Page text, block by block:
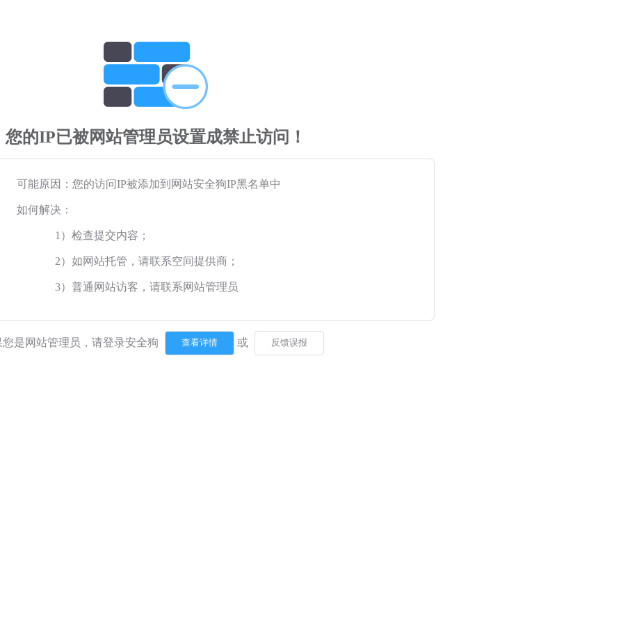
您的IP已被网站管理员设置成禁止访问！
可能原因：您的访问IP被添加到网站安全狗IP黑名单中
如何解决：
1）检查提交内容；
2）如网站托管，请联系空间提供商；
3）普通网站访客，请联系网站管理员
您是网站管理员，请登录安全狗 或